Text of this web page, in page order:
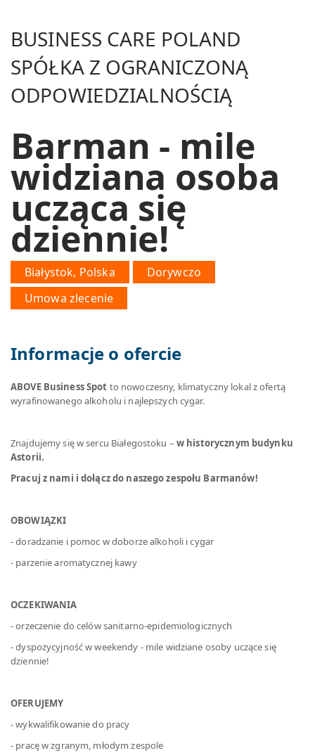
BUSINESS CARE POLAND
SPÓŁKA Z OGRANICZONĄ
ODPOWIEDZIALNOŚCIĄ
Barman - mile
widziana osoba
ucząca się
dziennie!
Białystok, Polska
Dorywczo
Umowa zlecenie
Informacje o ofercie
ABOVE Business Spot to nowoczesny, klimatyczny lokal z ofertą
wyrafinowanego alkoholu i najlepszych cygar.
Znajdujemy się w sercu Białegostoku – w historycznym budynku
Astorii.
Pracuj z nami i dołącz do naszego zespołu Barmanów!
OBOWIĄZKI
- doradzanie i pomoc w doborze alkoholi i cygar
- parzenie aromatycznej kawy
OCZEKIWANIA
- orzeczenie do celów sanitarno-epidemiologicznych
- dyspozycyjność w weekendy - mile widziane osoby uczące się
dziennie!
OFERUJEMY
- wykwalifikowanie do pracy
- pracę w zgranym, młodym zespole